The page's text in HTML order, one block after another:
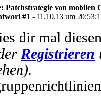
Patchstrategie von mobilen
#1 - 11.10.13 um
dir mal
Registrieren